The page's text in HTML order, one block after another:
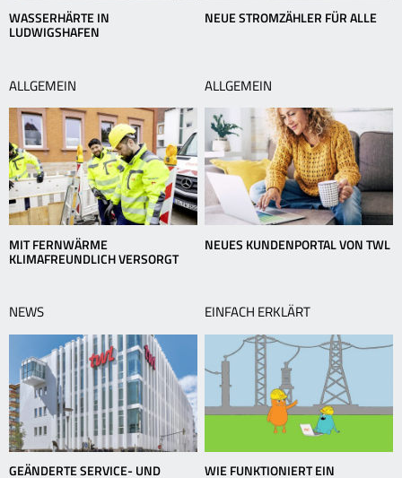
WASSERHÄRTE IN
LUDWIGSHAFEN
NEUE STROMZÄHLER FÜR ALLE
ALLGEMEIN
MIT FERNWÄRME
KLIMAFREUNDLICH VERSORGT
ALLGEMEIN
NEUES KUNDENPORTAL VON TWL
NEWS
GEÄNDERTE SERVICE- UND
EINFACH ERKLÄRT
WIE FUNKTIONIERT EIN